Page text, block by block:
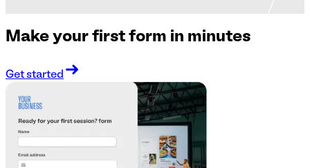
Make your first form in minutes
Get started